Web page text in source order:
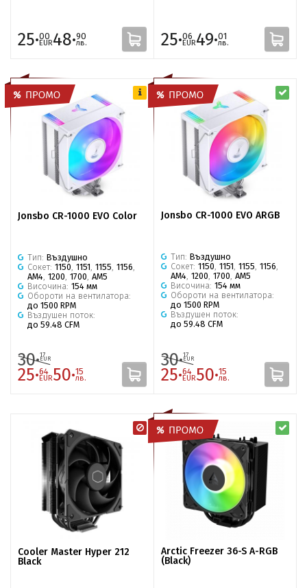
25·00
EUR48·90
лв. 25·06
EUR49·01
лв.
Jonsbo CR-1000 EVO Color
Тип: Въздушно
Сокет: 1150 1151 1155 1156
AM4 1200 1700 AM5
Височина: 154 мм
Обороти на вентилатора:
до 1500 RPM
Въздушен поток:
до 59.48 CFM
30·17
EUR
25·64
EUR50·15
лв.
Jonsbo CR-1000 EVO ARGB
Тип: Въздушно
Сокет: 1150 1151 1155 1156
AM4 1200 1700 AM5
Височина: 154 мм
Обороти на вентилатора:
до 1500 RPM
Въздушен поток:
до 59.48 CFM
30·17
EUR
25·64
EUR50·15
лв.
Cooler Master Hyper 212
Black
Arctic Freezer 36-S A-RGB
(Black)